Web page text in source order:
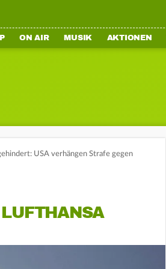
ON AIR MUSIK AKTIONEN
USA verhängen Strafe gegen